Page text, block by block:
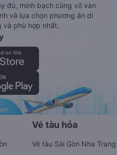
đủ, minh bạch cùng vô vàn
và lựa chọn phương án di
và phù hợp nhất.
Vé tàu hỏa
Vé tàu Sài Gòn Nha Trang